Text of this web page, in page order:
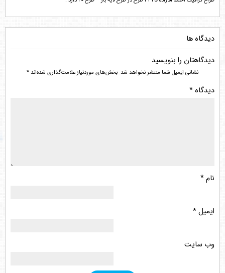
دیدگاه ها
دیدگاهتان را بنویسید
نشانی ایمیل شما منتشر نخواهد شد. بخش‌های موردنیاز علامت‌گذاری شده‌اند*
دیدگاه*
نام*
ایمیل*
وب‌ سایت